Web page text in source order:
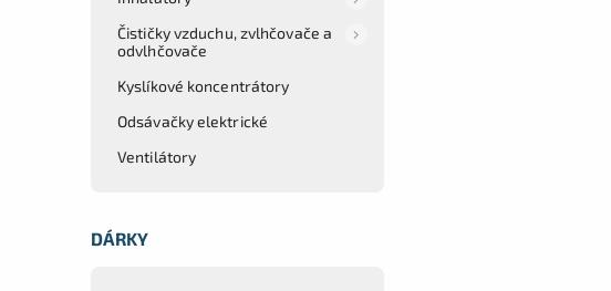
Čističky vzduchu, zvlhčovače a
odvlhčovače
Kyslíkové koncentrátory
Odsávačky elektrické
Ventilátory
DÁRKY